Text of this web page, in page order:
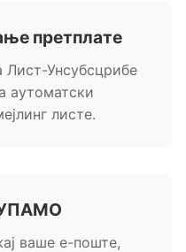
претплате
Унсубсцрибе
аутоматски
листе.
ваше е-поште,